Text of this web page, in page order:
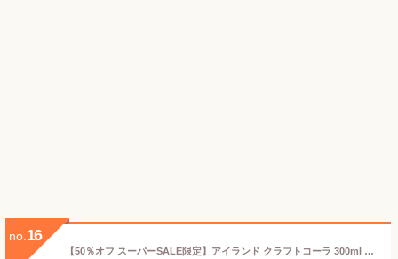
no. 16
【50％オフ スーパーSALE限定】アイランド クラフトコーラ 300ml 6〜10倍希釈タイプ 沖縄 薬膳 コーラ チャイ 原液 シロップ 健康 飲料 濃縮 ジュース 保存料 着色料 無添加 琉球フロント